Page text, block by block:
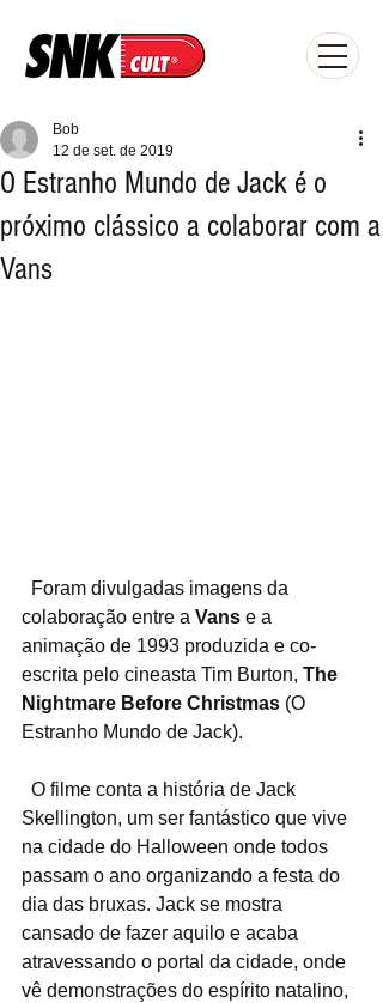
O Estranho Mundo de Jack é o
próximo clássico a colaborar com a
Vans
Bob
12 de set. de 2019
colaboração entre a Vans e a
animação de 1993 produzida e co-
escrita pelo cineasta Tim Burton, The
Nightmare Before Christmas (O
Estranho Mundo de Jack).
Skellington, um ser fantástico que vive
na cidade do Halloween onde todos
passam o ano organizando a festa do
dia das bruxas. Jack se mostra
cansado de fazer aquilo e acaba
atravessando o portal da cidade, onde
vê demonstrações do espírito natalino,